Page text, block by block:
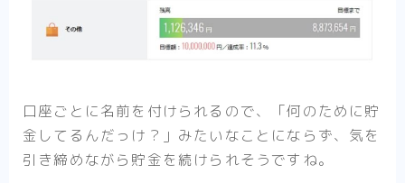
口座ごとに名前を付けられるので、「何のために貯
金してるんだっけ？」みたいなことにならず、気を
引き締めながら貯金を続けられそうですね。